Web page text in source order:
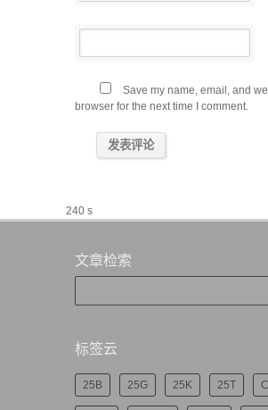
Save my name, email, and
browser for the next time I comment.
240 s
文章检索
标签云
25B 25G 25K 25T